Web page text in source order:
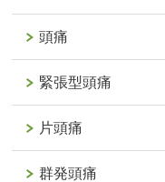
頭痛
緊張型頭痛
片頭痛
群発頭痛